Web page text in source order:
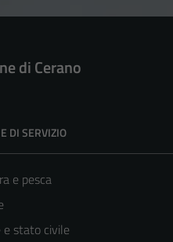
di Cerano
DI SERVIZIO
e pesca
e stato civile